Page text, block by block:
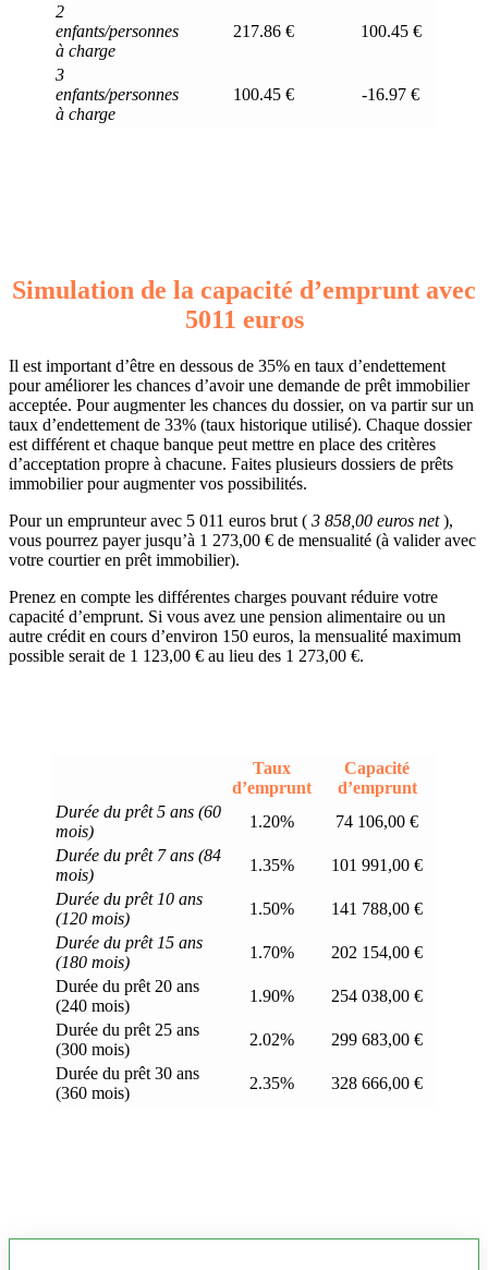
2
enfants/personnes
à charge
217.86 € 100.45 €
3
enfants/personnes
à charge
100.45 € -16.97 €
Simulation de la capacité d’emprunt avec
5011 euros
Il est important d’être en dessous de 35% en taux d’endettement
pour améliorer les chances d’avoir une demande de prêt immobilier
acceptée. Pour augmenter les chances du dossier, on va partir sur un
taux d’endettement de 33% (taux historique utilisé). Chaque dossier
est différent et chaque banque peut mettre en place des critères
d’acceptation propre à chacune. Faites plusieurs dossiers de prêts
immobilier pour augmenter vos possibilités.
Pour un emprunteur avec 5 011 euros brut ( 3 858,00 euros net),
vous pourrez payer jusqu’à 1 273,00 € de mensualité (à valider avec
votre courtier en prêt immobilier).
Prenez en compte les différentes charges pouvant réduire votre
capacité d’emprunt. Si vous avez une pension alimentaire ou un
autre crédit en cours d’environ 150 euros, la mensualité maximum
possible serait de 1 123,00 € au lieu des 1 273,00 €.
Taux
d’emprunt
Capacité
d’emprunt
Durée du prêt 5 ans (60
mois)
1.20%
74 106,00 €
Durée du prêt 7 ans (84
mois)
1.35%
101 991,00 €
Durée du prêt 10 ans
(120 mois)
1.50%
141 788,00 €
Durée du prêt 15 ans
(180 mois)
1.70%
202 154,00 €
Durée du prêt 20 ans
(240 mois)
1.90%
254 038,00 €
Durée du prêt 25 ans
(300 mois)
2.02%
299 683,00 €
Durée du prêt 30 ans
(360 mois)
2.35% 328 666,00 €